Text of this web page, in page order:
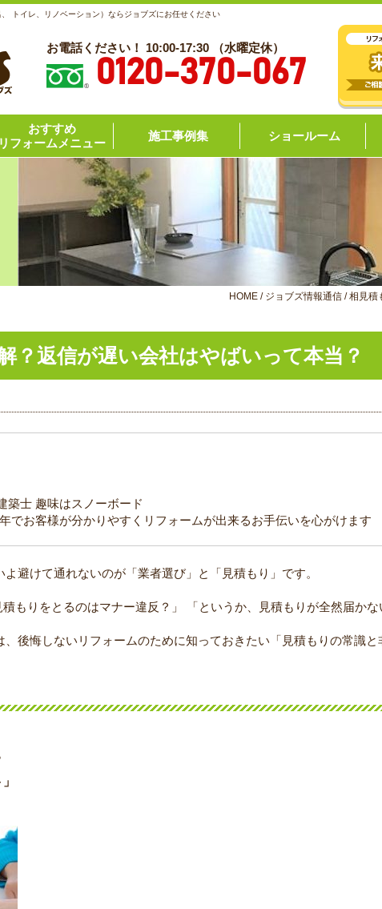
トイレ、リノベーション）ならジョブズにお任せください
お電話ください！ 10:00-17:30 （水曜定休）
0120-370-067
おすすめ
リフォームメニュー
施工事例集 ショールーム
HOME / ジョブズ情報通信 /相見積
？返信が遅い会社はやばいって本当？
築士 趣味はスノーボード
でお客様が分かりやすくリフォームが出来るお手伝いを心がけます
避けて通れないのが「業者選び」と「見積もり」です。
もりをとるのはマナー違反？」 「というか、見積もりが全然届かな
後悔しないリフォームのために知っておきたい「見積もりの常識と